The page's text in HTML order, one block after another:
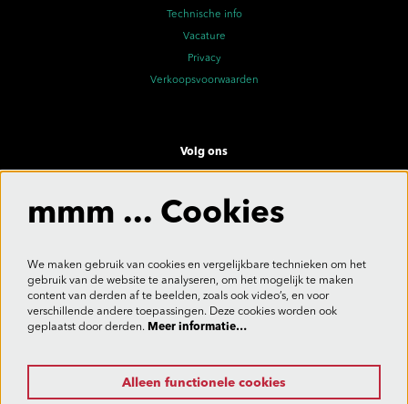
Technische info
Vacature
Privacy
Verkoopsvoorwaarden
Volg ons
Aanmelden
Deze site wordt beschermd door reCAPTCHA, dataverwerking gebeurt in overeenstemming met de
mmm ... Cookies
We maken gebruik van cookies en vergelijkbare technieken om het
gebruik van de website te analyseren, om het mogelijk te maken
content van derden af te beelden, zoals ook video’s, en voor
verschillende andere toepassingen. Deze cookies worden ook
geplaatst door derden. Meer informatie…
Alleen functionele cookies